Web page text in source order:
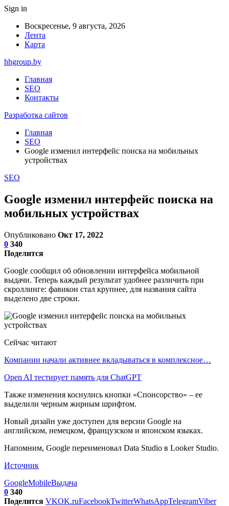
Sign in
Воскресенье, 9 августа, 2026
Лента
Карта
hhgroup.by
Главная
SEO
Контакты
Разработка сайтов
Главная
SEO
Google изменил интерфейс поиска на мобильных
устройствах
SEO
Google изменил интерфейс поиска на
мобильных устройствах
Опубликовано Окт 17, 2022
0 340
Поделится
Google сообщил об обновлении интерфейса мобильной
выдачи. Теперь каждый результат удобнее различить при
скроллинге: фавикон стал крупнее, для названия сайта
выделено две строки.
Сейчас читают
Компании начали активнее вкладываться в комплексное…
Open AI тестирует память для ChatGPT
Также изменения коснулись кнопки «Спонсорство» – ее
выделили черным жирным шрифтом.
Новый дизайн уже доступен для версии Google на
английском, немецком, французском и японском языках.
Напомним, Google переименовал Data Studio в Looker Studio.
Источник
GoogleMobileВыдача
0 340
Поделится VKOK.ruFacebookTwitterWhatsAppTelegramViber